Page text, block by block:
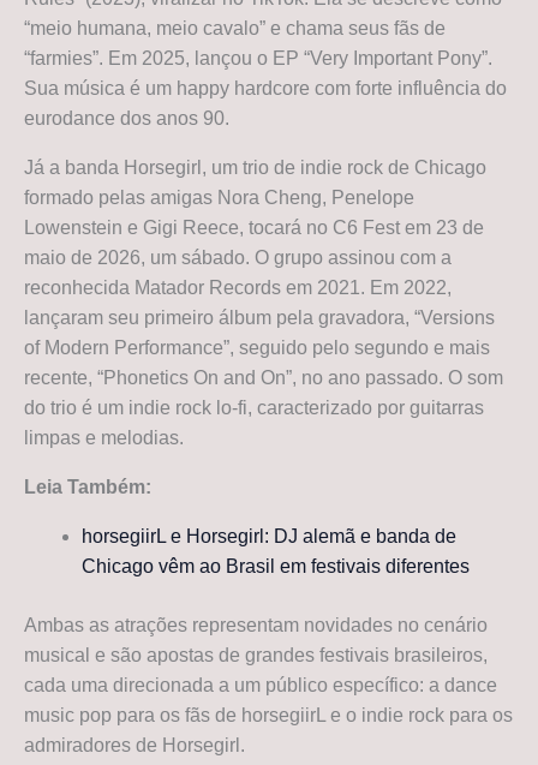
“meio humana, meio cavalo” e chama seus fãs de
“farmies”. Em 2025, lançou o EP “Very Important Pony”.
Sua música é um happy hardcore com forte influência do
eurodance dos anos 90.
Já a banda Horsegirl, um trio de indie rock de Chicago
formado pelas amigas Nora Cheng, Penelope
Lowenstein e Gigi Reece, tocará no C6 Fest em 23 de
maio de 2026, um sábado. O grupo assinou com a
reconhecida Matador Records em 2021. Em 2022,
lançaram seu primeiro álbum pela gravadora, “Versions
of Modern Performance”, seguido pelo segundo e mais
recente, “Phonetics On and On”, no ano passado. O som
do trio é um indie rock lo-fi, caracterizado por guitarras
limpas e melodias.
Leia Também:
horsegiirL e Horsegirl: DJ alemã e banda de
Chicago vêm ao Brasil em festivais diferentes
Ambas as atrações representam novidades no cenário
musical e são apostas de grandes festivais brasileiros,
cada uma direcionada a um público específico: a dance
music pop para os fãs de horsegiirL e o indie rock para os
admiradores de Horsegirl.